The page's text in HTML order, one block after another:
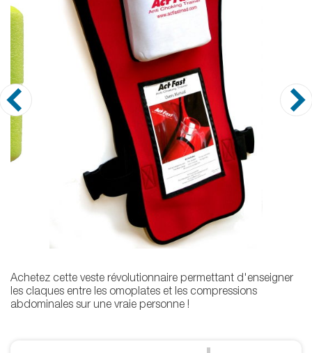
Achetez cette veste révolutionnaire permettant d'enseigner
les claques entre les omoplates et les compressions
abdominales sur une vraie personne !